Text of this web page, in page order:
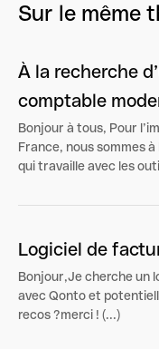
Sur le même
À la recherche
comptable
Bonjour à tous, Pour
France, nous sommes
qui travaille avec les
Logiciel de
Bonjour,Je cherche un
avec Qonto et
recos ?merci ! (...)